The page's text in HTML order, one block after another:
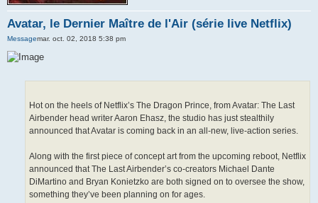
Avatar, le Dernier Maître de l'Air (série live Netflix)
Messagemar. oct. 02, 2018 5:38 pm
Hot on the heels of Netflix’s The Dragon Prince, from Avatar: The Last
Airbender head writer Aaron Ehasz, the studio has just stealthily
announced that Avatar is coming back in an all-new, live-action series.
Along with the first piece of concept art from the upcoming reboot, Netflix
announced that The Last Airbender’s co-creators Michael Dante
DiMartino and Bryan Konietzko are both signed on to oversee the show,
something they’ve been planning on for ages.